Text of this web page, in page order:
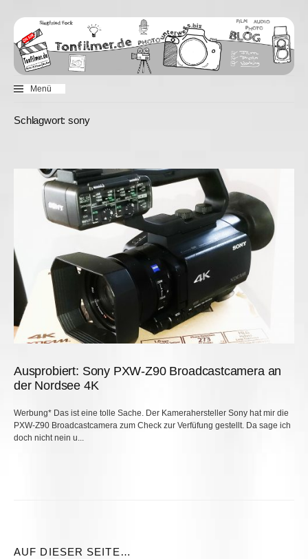
Inhalt
überspringen
Menü
Schlagwort:sony
Ausprobiert: Sony PXW-Z90 Broadcastcamera an
der Nordsee 4K
Werbung* Das ist eine tolle Sache. Der Kamerahersteller Sony hat mir die
PXW-Z90 Broadcastcamera zum Check zur Verfüfung gestellt. Da sage ich
doch nicht nein u...
AUF DIESER SEITE…